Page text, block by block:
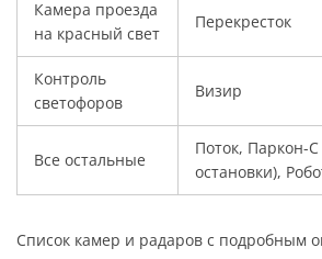
Камера проезда
на красный свет
Перекресток
Контроль
светофоров
Визир
Все остальные
Поток, Паркон-С
остановки),
Список камер и радаров с подробным